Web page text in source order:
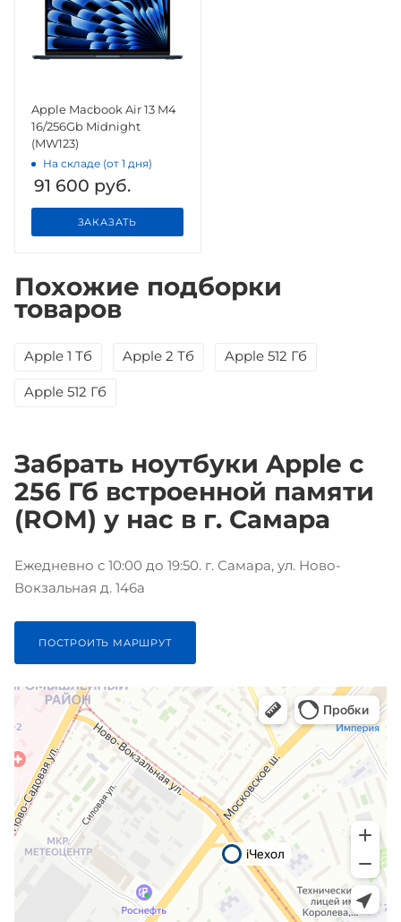
Apple Macbook Air 13 M4
16/256Gb Midnight
(MW123)
На складе (от 1 дня)
91 600 руб.
ЗАКАЗАТЬ
Похожие подборки
товаров
Apple 1 Тб Apple 2 Тб Apple 512 Гб
Apple 512 Гб
Забрать ноутбуки Apple с
256 Гб встроенной памяти
(ROM) у нас в г. Самара
Ежедневно с 10:00 до 19:50. г. Самара, ул. Ново-
Вокзальная д. 146а
ПОСТРОИТЬ МАРШРУТ